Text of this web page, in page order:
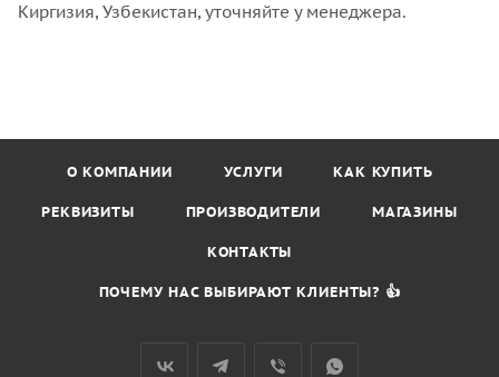
Киргизия, Узбекистан, уточняйте у менеджера.
О КОМПАНИИ УСЛУГИ КАК КУПИТЬ
РЕКВИЗИТЫ ПРОИЗВОДИТЕЛИ МАГАЗИНЫ
КОНТАКТЫ
ПОЧЕМУ НАС ВЫБИРАЮТ КЛИЕНТЫ? 👍